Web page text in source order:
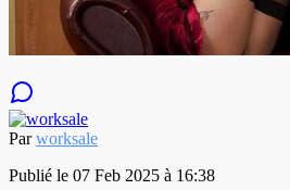
Parworksale
Publié le 07 Feb 2025 à 16:38